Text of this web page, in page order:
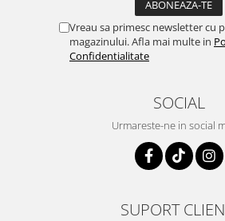
Vreau sa primesc newsletter cu
magazinului. Afla mai multe in
Confidentialitate
SOCIAL
Urmareste-ne in social
SUPORT